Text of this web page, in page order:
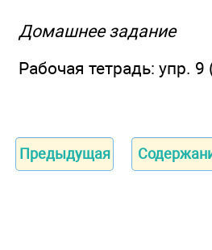
Домашнее задание
Рабочая тетрадь: упр. 9
Предыдущая